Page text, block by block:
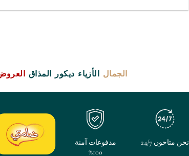
الجمال الأزياء ديكور المذاق
نحن متاحون 24/7
مدفوعات آمنة
100%